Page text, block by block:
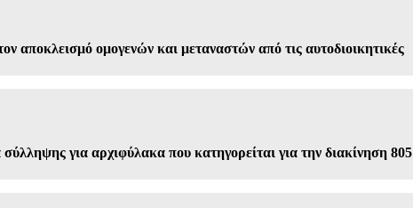
αποκλεισμό ομογενών και μεταναστών από τις αυτοδιοικητικές
για αρχιφύλακα που κατηγορείται για την διακίνηση 805